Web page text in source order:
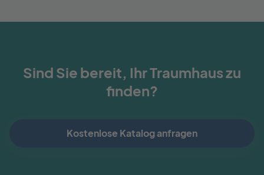
Sind Sie bereit, Ihr Traumhaus zu
finden?
Kostenlose Katalog anfragen